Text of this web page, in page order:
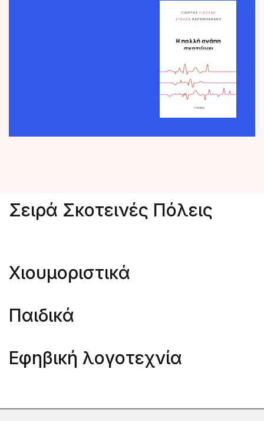
Σειρά Σκοτεινές Πόλεις
Χιουμοριστικά
Παιδικά
Εφηβική λογοτεχνία